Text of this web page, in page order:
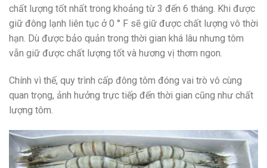
chất lượng tốt nhất trong khoảng từ 3 đến 6 tháng. Khi được
giữ đông lạnh liên tục ở 0 ° F sẽ giữ được chất lượng vô thời
hạn. Dù được bảo quản trong thời gian khá lâu nhưng tôm
vẫn giữ được chất lượng tốt và hương vị thơm ngon.
Chính vì thế, quy trình cấp đông tôm đóng vai trò vô cùng
quan trọng, ảnh hưởng trực tiếp đến thời gian cũng như chất
lượng tôm.